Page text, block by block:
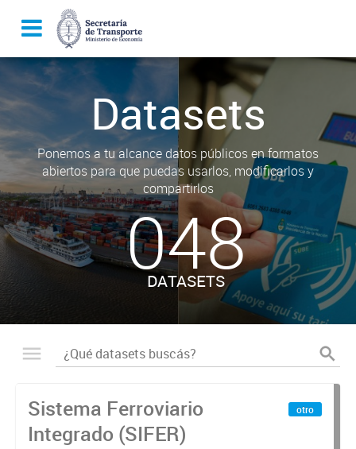
Datasets
Ponemos a tu alcance datos públicos en formatos
abiertos para que puedas usarlos, modificarlos y
compartirlos
048
DATASETS
Sistema Ferroviario
Integrado (SIFER)
otro